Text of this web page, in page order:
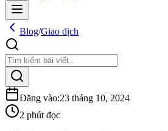
Blog/Giao dịch
Đăng vào:23 tháng 10, 2024
2 phút đọc